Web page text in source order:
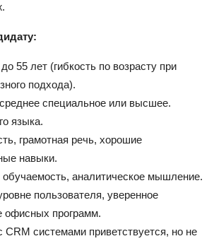
55 лет (гибкость по возрасту при
подхода).
специальное или высшее.
языка.
грамотная речь, хорошие
навыки.
обучаемость, аналитическое мышление.
пользователя, уверенное
офисных программ.
системами приветствуется, но не